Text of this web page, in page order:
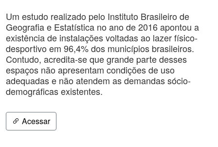
Um estudo realizado pelo Instituto Brasileiro de
Geografia e Estatística no ano de 2016 apontou a
existência de instalações voltadas ao lazer físico-
desportivo em 96,4% dos municípios brasileiros.
Contudo, acredita-se que grande parte desses
espaços não apresentam condições de uso
adequadas e não atendem as demandas sócio-
demográficas existentes.
Acessar